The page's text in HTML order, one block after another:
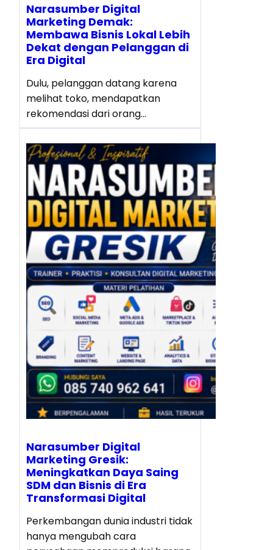
Narasumber Digital
Marketing Demak:
Membawa Bisnis Lokal Lebih
Dekat dengan Pelanggan di
Era Digital
Dulu, pelanggan datang karena
melihat toko, mendapatkan
rekomendasi dari orang…
Narasumber Digital
Marketing Gresik:
Meningkatkan Daya Saing
SDM dan Bisnis di Era
Transformasi Digital
Perkembangan dunia industri tidak
hanya mengubah cara